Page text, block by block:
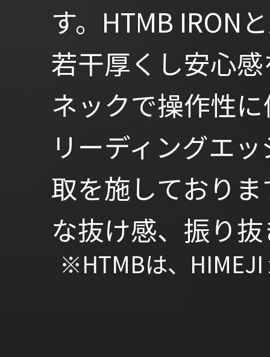
す。HTMB IRON
若干厚くし安心
ネックで操作性
リーディングエ
取を施しており
な抜け感、振り
※HTMBは、HIMEJI